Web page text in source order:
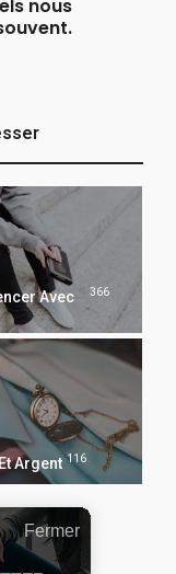
nous
Avec
366
Argent 116
Matin
Fermer